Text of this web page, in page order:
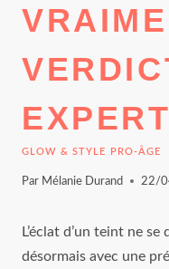
GLOW & STYLE PRO-ÂGE
Par Mélanie Durand 22/
L’éclat d’un teint ne
désormais avec une